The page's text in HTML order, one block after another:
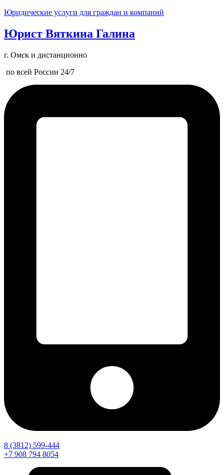
Юридические услуги для граждан и компаний
Юрист Вяткина Галина
г. Омск и дистанционно
по всей России 24/7
8 (3812) 599-444
+7 908 794 8054